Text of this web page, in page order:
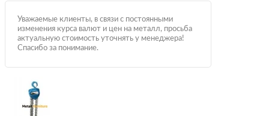
Уважаемые клиенты, в связи с постоянными
изменения курса валют и цен на металл, просьба
актуальную стоимость уточнять у менеджера!
Спасибо за понимание.